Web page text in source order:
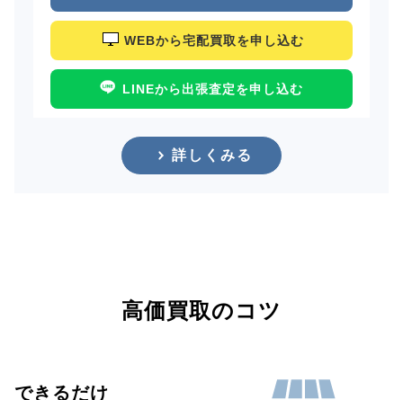
WEBから宅配買取を申し込む
LINEから出張査定を申し込む
詳しくみる
高価買取のコツ
できるだけ